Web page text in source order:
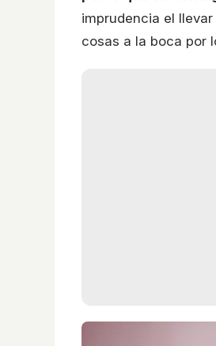
imprudencia el
cosas a la boca por